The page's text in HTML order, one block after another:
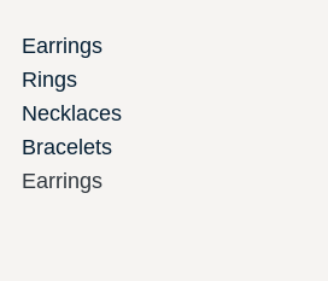
Earrings
Rings
Necklaces
Bracelets
Earrings